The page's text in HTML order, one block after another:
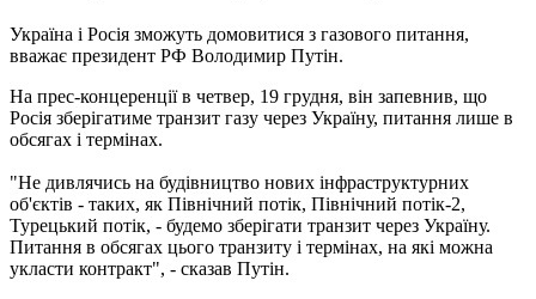
Україна і Росія зможуть домовитися з газового питання,
вважає президент РФ Володимир Путін.
На прес-концеренції в четвер, 19 грудня, він запевнив, що
Росія зберігатиме транзит газу через Україну, питання лише в
обсягах і термінах.
"Не дивлячись на будівництво нових інфраструктурних
об'єктів - таких, як Північний потік, Північний потік-2,
Турецький потік, - будемо зберігати транзит через Україну.
Питання в обсягах цього транзиту і термінах, на які можна
укласти контракт", - сказав Путін.